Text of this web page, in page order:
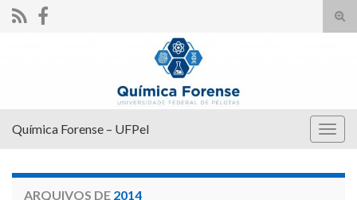
Química Forense – UFPel
ARQUIVOS DE 2014